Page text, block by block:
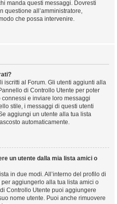
manda questi messaggi. Dovresti
questione all’amministratore,
che possa intervenire.
iscritti al Forum. Gli utenti aggiunti alla
di Controllo Utente per poter
e inviare loro messaggi
stile, i messaggi di questi utenti
aggiungi un utente alla tua lista
automaticamente.
un utente dalla mia lista amici o
in due modi. All’interno del profilo di
aggiungerlo alla tua lista amici o
Controllo Utente puoi aggiungere
nome utente. Puoi anche rimuovere